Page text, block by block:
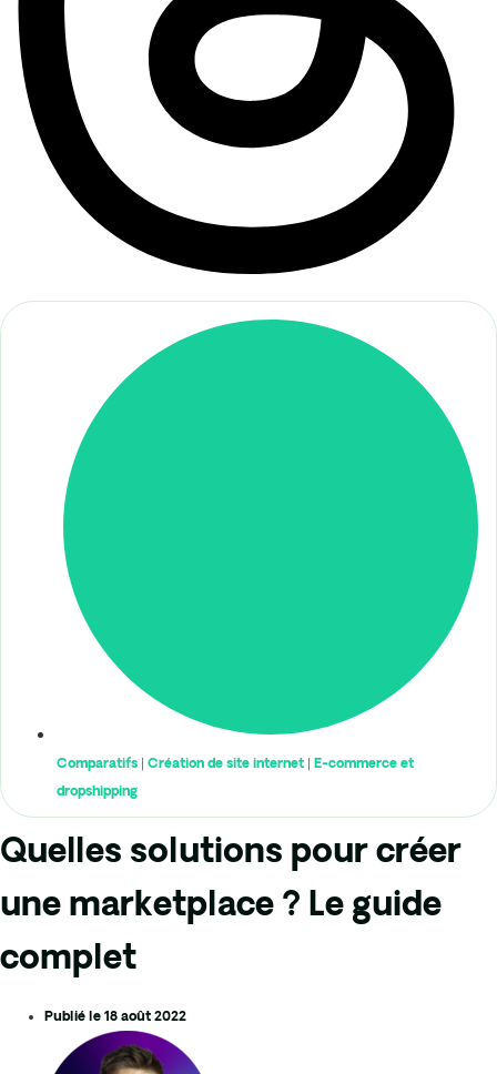
Comparatifs Création de site internet E-commerce et
dropshipping
Quelles solutions pour créer
une marketplace ? Le guide
complet
Publié le 18 août 2022